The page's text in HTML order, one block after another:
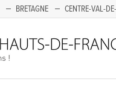
BRETAGNE CENTRE-VAL-